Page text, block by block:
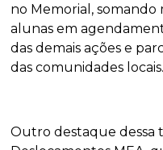
no Memorial, somando
alunas em
das demais ações e
das comunidades locais.
Outro destaque dessa